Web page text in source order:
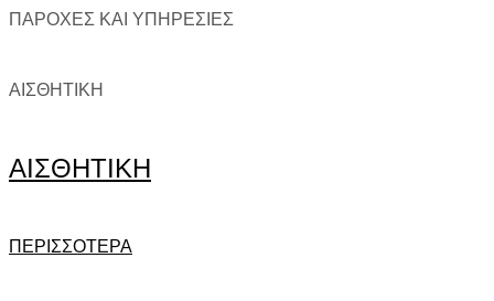
ΠΑΡΟΧΕΣ ΚΑΙ ΥΠΗΡΕΣΙΕΣ
ΑΙΣΘΗΤΙΚΗ
ΑΙΣΘΗΤΙΚΗ
ΠΕΡΙΣΣΟΤΕΡΑ